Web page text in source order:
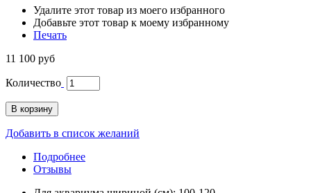
Удалите этот товар из моего избранного
Добавьте этот товар к моему избранному
Печать
11 100 руб
Количество
В корзину
Добавить в список желаний
Подробнее
Отзывы